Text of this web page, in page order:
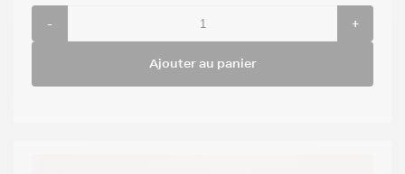
- +
Ajouter au panier